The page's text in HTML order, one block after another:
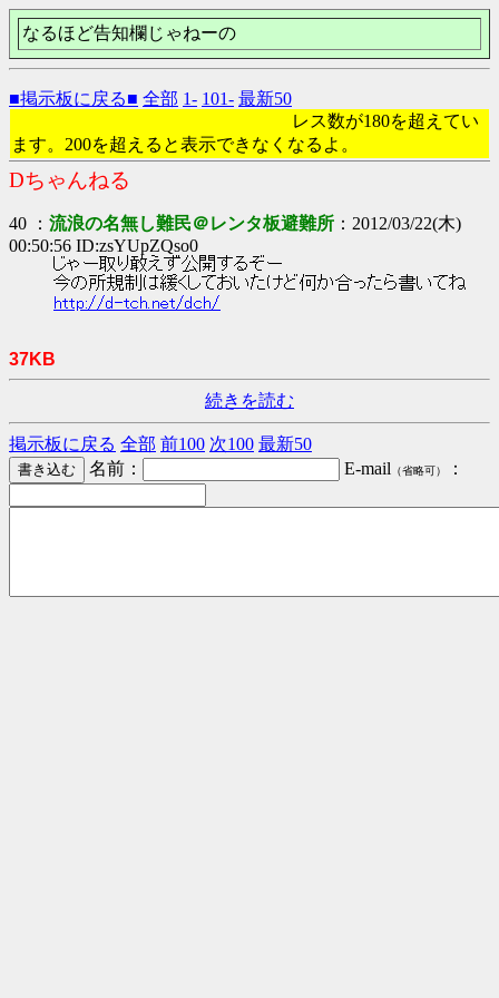
なるほど告知欄じゃねーの
■掲示板に戻る■ 全部 1- 101- 最新50
レス数が180を超えてい
ます。200を超えると表示できなくなるよ。
Dちゃんねる
40 ： 流浪の名無し難民＠レンタ板避難所 ：2012/03/22(木)
00:50:56 ID:zsYUpZQso0
じゃー取り敢えず公開するぞー
今の所規制は緩くしておいたけど何か合ったら書いてね
http://d-tch.net/dch/
37KB
続きを読む
掲示板に戻る 全部 前100 次100 最新50
名前：
E-mail （省略可） ：